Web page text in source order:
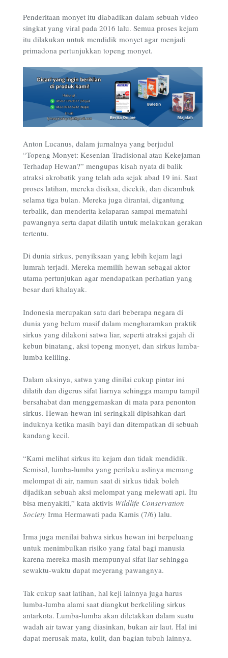
Penderitaan monyet itu diabadikan dalam sebuah video
singkat yang viral pada 2016 lalu. Semua proses kejam
itu dilakukan untuk mendidik monyet agar menjadi
primadona pertunjukkan topeng monyet.
Anton Lucanus, dalam jurnalnya yang berjudul
“Topeng Monyet: Kesenian Tradisional atau Kekejaman
Terhadap Hewan?” mengupas kisah nyata di balik
atraksi akrobatik yang telah ada sejak abad 19 ini. Saat
proses latihan, mereka disiksa, dicekik, dan dicambuk
selama tiga bulan. Mereka juga dirantai, digantung
terbalik, dan menderita kelaparan sampai mematuhi
pawangnya serta dapat dilatih untuk melakukan gerakan
tertentu.
Di dunia sirkus, penyiksaan yang lebih kejam lagi
lumrah terjadi. Mereka memilih hewan sebagai aktor
utama pertunjukan agar mendapatkan perhatian yang
besar dari khalayak.
Indonesia merupakan satu dari beberapa negara di
dunia yang belum masif dalam mengharamkan praktik
sirkus yang dilakoni satwa liar, seperti atraksi gajah di
kebun binatang, aksi topeng monyet, dan sirkus lumba-
lumba keliling.
Dalam aksinya, satwa yang dinilai cukup pintar ini
dilatih dan digerus sifat liarnya sehingga mampu tampil
bersahabat dan menggemaskan di mata para penonton
sirkus. Hewan-hewan ini seringkali dipisahkan dari
induknya ketika masih bayi dan ditempatkan di sebuah
kandang kecil.
“Kami melihat sirkus itu kejam dan tidak mendidik.
Semisal, lumba-lumba yang perilaku aslinya memang
melompat di air, namun saat di sirkus tidak boleh
dijadikan sebuah aksi melompat yang melewati api. Itu
bisa menyakiti,” kata aktivis Wildlife Conservation
Society Irma Hermawati pada Kamis (7/6) lalu.
Irma juga menilai bahwa sirkus hewan ini berpeluang
untuk menimbulkan risiko yang fatal bagi manusia
karena mereka masih mempunyai sifat liar sehingga
sewaktu-waktu dapat meyerang pawangnya.
Tak cukup saat latihan, hal keji lainnya juga harus
lumba-lumba alami saat diangkut berkeliling sirkus
antarkota. Lumba-lumba akan diletakkan dalam suatu
wadah air tawar yang diasinkan, bukan air laut. Hal ini
dapat merusak mata, kulit, dan bagian tubuh lainnya.